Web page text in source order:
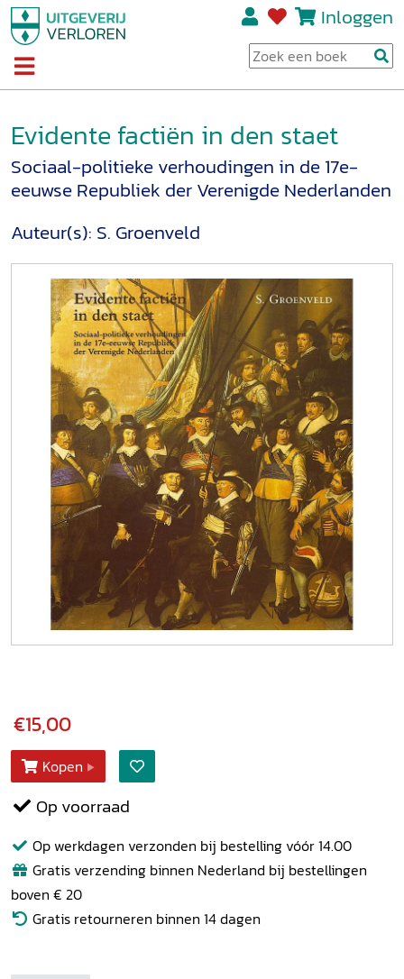
Inloggen
Evidente factiën in den staet
Sociaal-politieke verhoudingen in de 17e-
eeuwse Republiek der Verenigde Nederlanden
Auteur(s): S. Groenveld
€15,00
Kopen
Op voorraad
Op werkdagen verzonden bij bestelling vóór 14.00
Gratis verzending binnen Nederland bij bestellingen
boven € 20
Gratis retourneren binnen 14 dagen